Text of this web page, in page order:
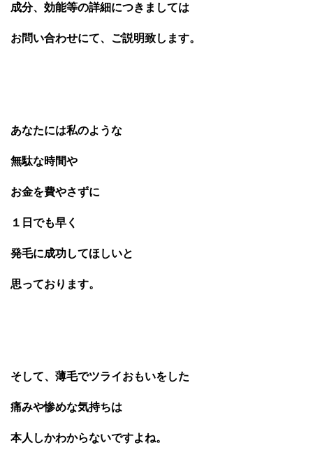
成分、効能等の詳細につきましては
お問い合わせにて、ご説明致します。
あなたには私のような
無駄な時間や
お金を費やさずに
１日でも早く
発毛に成功してほしいと
思っております。
そして、薄毛でツライおもいをした
痛みや惨めな気持ちは
本人しかわからないですよね。